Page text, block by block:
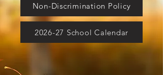
2026-27 School Calendar
Non-Discrimination Policy